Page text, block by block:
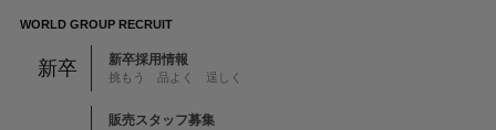
WORLD GROUP RECRUIT
新卒 新卒採用情報
挑もう 品よく 逞しく
販売スタッフ募集